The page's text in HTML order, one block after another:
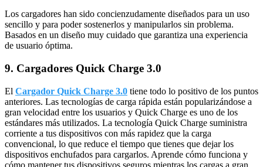
Los cargadores han sido concienzudamente diseñados para un uso
sencillo y para poder sostenerlos y manipularlos sin problema.
Basados en un diseño muy cuidado que garantiza una experiencia
de usuario óptima.
9. Cargadores Quick Charge 3.0
El Cargador Quick Charge 3.0 tiene todo lo positivo de los puntos
anteriores. Las tecnologías de carga rápida están popularizándose a
gran velocidad entre los usuarios y Quick Charge es uno de los
estándares más utilizados. La tecnología Quick Charge suministra
corriente a tus dispositivos con más rapidez que la carga
convencional, lo que reduce el tiempo que tienes que dejar los
dispositivos enchufados para cargarlos. Aprende cómo funciona y
cómo mantener tus dispositivos seguros mientras los cargas a gran